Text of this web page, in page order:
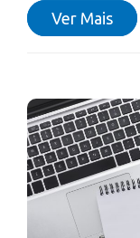
Ver Mais